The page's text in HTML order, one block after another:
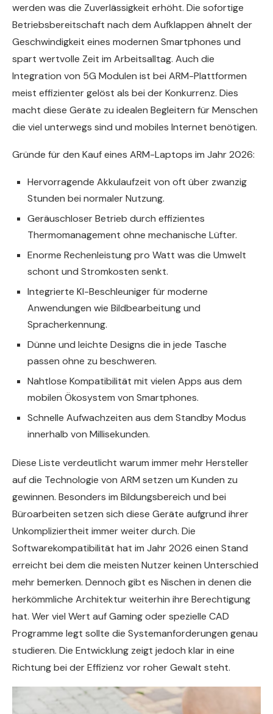
werden was die Zuverlässigkeit erhöht. Die sofortige
Betriebsbereitschaft nach dem Aufklappen ähnelt der
Geschwindigkeit eines modernen Smartphones und
spart wertvolle Zeit im Arbeitsalltag. Auch die
Integration von 5G Modulen ist bei ARM-Plattformen
meist effizienter gelöst als bei der Konkurrenz. Dies
macht diese Geräte zu idealen Begleitern für Menschen
die viel unterwegs sind und mobiles Internet benötigen.
Gründe für den Kauf eines ARM-Laptops im Jahr 2026:
Hervorragende Akkulaufzeit von oft über zwanzig
Stunden bei normaler Nutzung.
Geräuschloser Betrieb durch effizientes
Thermomanagement ohne mechanische Lüfter.
Enorme Rechenleistung pro Watt was die Umwelt
schont und Stromkosten senkt.
Integrierte KI-Beschleuniger für moderne
Anwendungen wie Bildbearbeitung und
Spracherkennung.
Dünne und leichte Designs die in jede Tasche
passen ohne zu beschweren.
Nahtlose Kompatibilität mit vielen Apps aus dem
mobilen Ökosystem von Smartphones.
Schnelle Aufwachzeiten aus dem Standby Modus
innerhalb von Millisekunden.
Diese Liste verdeutlicht warum immer mehr Hersteller
auf die Technologie von ARM setzen um Kunden zu
gewinnen. Besonders im Bildungsbereich und bei
Büroarbeiten setzen sich diese Geräte aufgrund ihrer
Unkompliziertheit immer weiter durch. Die
Softwarekompatibilität hat im Jahr 2026 einen Stand
erreicht bei dem die meisten Nutzer keinen Unterschied
mehr bemerken. Dennoch gibt es Nischen in denen die
herkömmliche Architektur weiterhin ihre Berechtigung
hat. Wer viel Wert auf Gaming oder spezielle CAD
Programme legt sollte die Systemanforderungen genau
studieren. Die Entwicklung zeigt jedoch klar in eine
Richtung bei der Effizienz vor roher Gewalt steht.